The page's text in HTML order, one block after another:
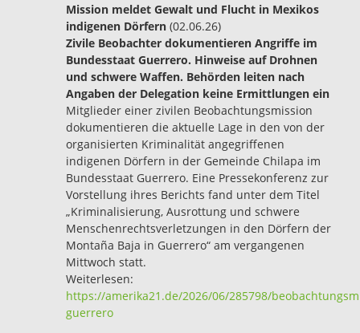
Mission meldet Gewalt und Flucht in Mexikos
indigenen Dörfern (02.06.26)
Zivile Beobachter dokumentieren Angriffe im
Bundesstaat Guerrero. Hinweise auf Drohnen
und schwere Waffen. Behörden leiten nach
Angaben der Delegation keine Ermittlungen ein
Mitglieder einer zivilen Beobachtungsmission
dokumentieren die aktuelle Lage in den von der
organisierten Kriminalität angegriffenen
indigenen Dörfern in der Gemeinde Chilapa im
Bundesstaat Guerrero. Eine Pressekonferenz zur
Vorstellung ihres Berichts fand unter dem Titel
„Kriminalisierung, Ausrottung und schwere
Menschenrechtsverletzungen in den Dörfern der
Montaña Baja in Guerrero“ am vergangenen
Mittwoch statt.
Weiterlesen:
https://amerika21.de/2026/06/285798/
guerrero